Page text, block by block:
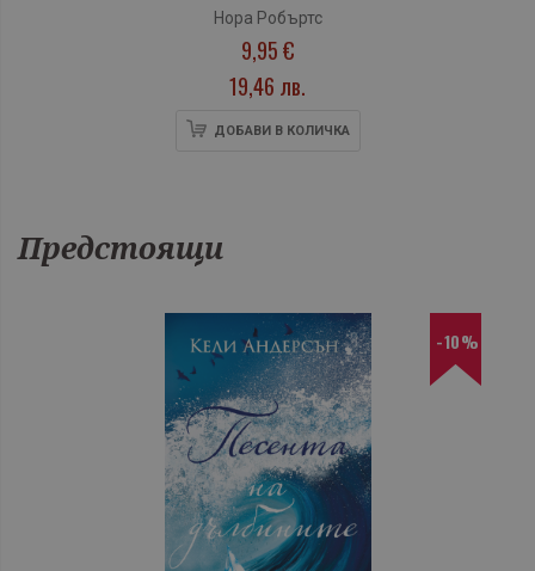
Нора Робъртс
9,95 €
19,46 лв.
ДОБАВИ В КОЛИЧКА
Предстоящи
-10%